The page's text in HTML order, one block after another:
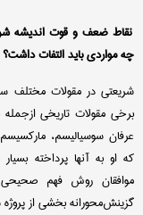
نقاط ضعف و قوت اندیشه
چه مواردی باید التفات داشت؟
شریعتی در مقولات مختلف
برخی مقولات تاریخی ازجمله
عرفان سوسیالیسم،
که او به آنها پرداخته
موافقان روش فهم صحیحی
گزینش‌محورانه بخشی از پروژه